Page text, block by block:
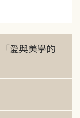
「愛與美學的